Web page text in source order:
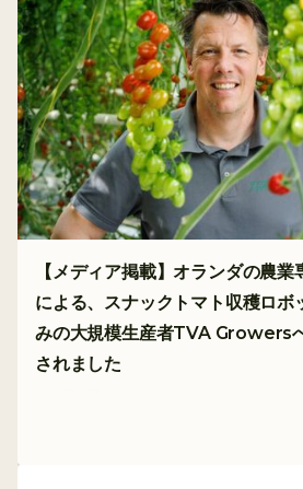
【メディア掲載】オランダの農
による、スナックトマト収穫ロボ
みの大規模生産者TVA Growers
されました